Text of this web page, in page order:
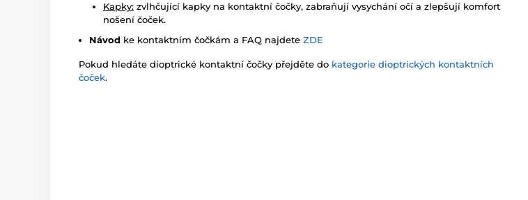
Kapky: zvlhčující kapky na kontaktní čočky, zabraňují vysychání očí a zlepšují komfort
nošení čoček.
Návod ke kontaktním čočkám a FAQ najdete ZDE
Pokud hledáte dioptrické kontaktní čočky přejděte do kategorie dioptrických kontaktních
čoček.